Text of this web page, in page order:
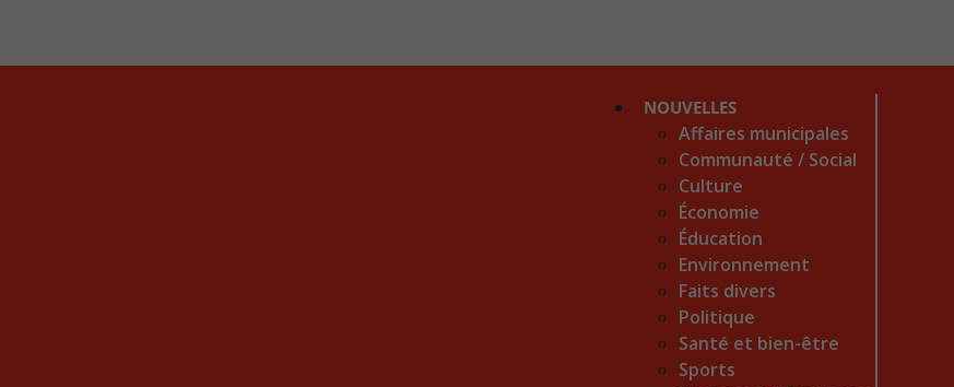
NOUVELLES
Affaires municipales
Communauté / Social
Culture
Économie
Éducation
Environnement
Faits divers
Politique
Santé et bien-être
Sports